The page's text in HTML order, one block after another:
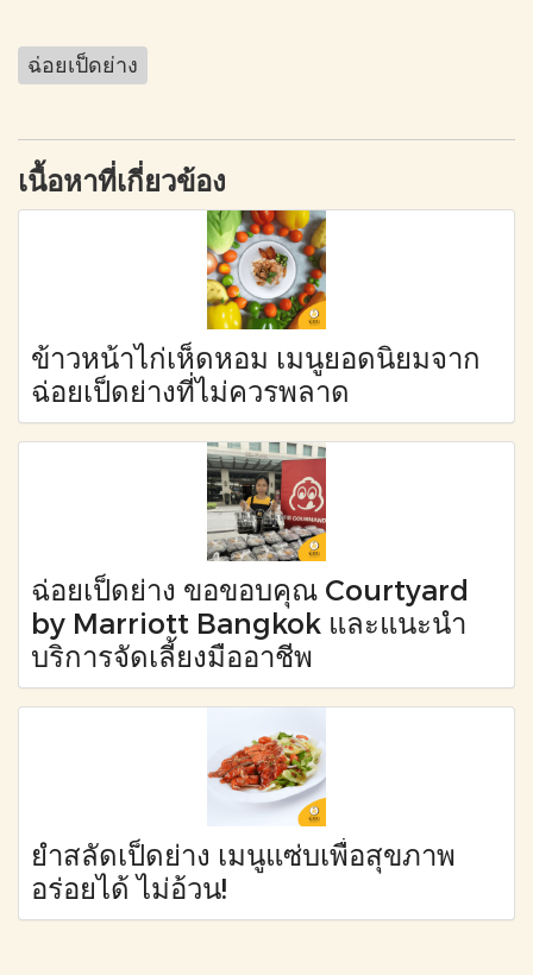
ฉ่อยเป็ดย่าง
เนื้อหาที่เกี่ยวข้อง
ข้าวหน้าไก่เห็ดหอม เมนูยอดนิยมจาก
ฉ่อยเป็ดย่างที่ไม่ควรพลาด
ฉ่อยเป็ดย่าง ขอขอบคุณ Courtyard
by Marriott Bangkok และแนะนำ
บริการจัดเลี้ยงมืออาชีพ
ยำสลัดเป็ดย่าง เมนูแซ่บเพื่อสุขภาพ
อร่อยได้ ไม่อ้วน!